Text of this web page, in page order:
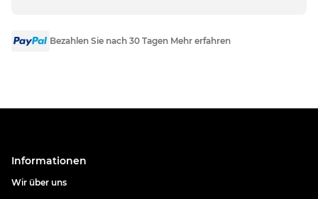
Bezahlen Sie nach 30 Tagen Mehr erfahren
Informationen
Wir über uns